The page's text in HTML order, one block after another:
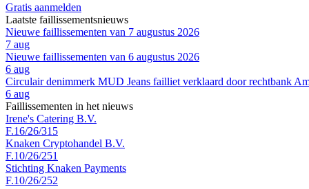
Gratis aanmelden
Laatste faillissementsnieuws
Nieuwe faillissementen van 7 augustus 2026
7 aug
Nieuwe faillissementen van 6 augustus 2026
6 aug
Circulair denimmerk MUD Jeans failliet verklaard door rechtbank
6 aug
Faillissementen in het nieuws
Irene's Catering B.V.
F.16/26/315
Knaken Cryptohandel B.V.
F.10/26/251
Stichting Knaken Payments
F.10/26/252